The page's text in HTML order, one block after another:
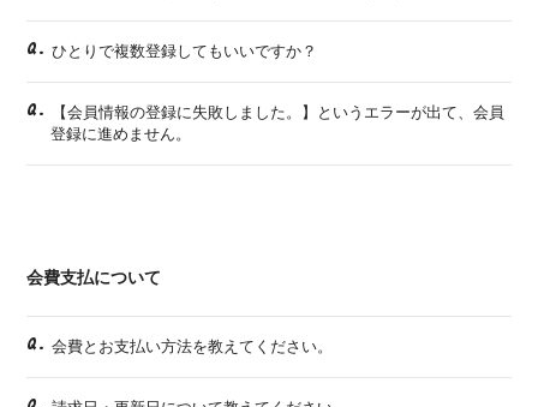
Q. ひとりで複数登録してもいいですか？
Q.
【会員情報の登録に失敗しました。】というエラーが出て、会員
登録に進めません。
会費支払について
Q. 会費とお支払い方法を教えてください。